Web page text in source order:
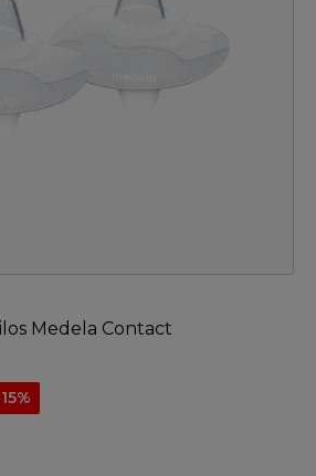
Medela Contact